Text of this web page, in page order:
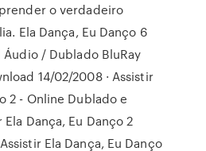
o verdadeiro
Ela Dança, Eu Danço 6
/ Dublado BluRay
14/02/2008 · Assistir
2 - Online Dublado e
Dança, Eu Danço 2
Ela Dança, Eu Danço